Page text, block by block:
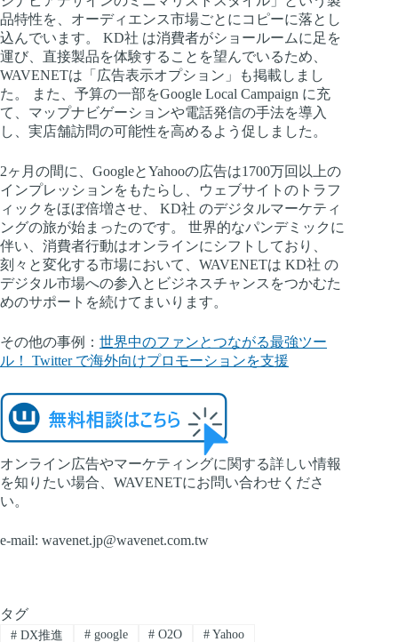
品特性を、オーディエンス市場ごとにコピーに落とし
込んでいます。 KD社 は消費者がショールームに足を
運び、直接製品を体験することを望んでいるため、
WAVENETは「広告表示オプション」も掲載しまし
た。 また、予算の一部をGoogle Local Campaign に充
て、マップナビゲーションや電話発信の手法を導入
し、実店舗訪問の可能性を高めるよう促しました。
2ヶ月の間に、GoogleとYahooの広告は1700万回以上の
インプレッションをもたらし、ウェブサイトのトラフ
ィックをほぼ倍増させ、 KD社 のデジタルマーケティ
ングの旅が始まったのです。 世界的なパンデミックに
伴い、消費者行動はオンラインにシフトしており、
刻々と変化する市場において、WAVENETは KD社 の
デジタル市場への参入とビジネスチャンスをつかむた
めのサポートを続けてまいります。
その他の事例： 世界中のファンとつながる最強ツー
ル！ Twitter で海外向けプロモーションを支援
オンライン広告やマーケティングに関する詳しい情報
を知りたい場合、WAVENETにお問い合わせくださ
い。
e-mail: wavenet.jp@wavenet.com.tw
タグ
#DX推進 #google # O2O # Yahoo